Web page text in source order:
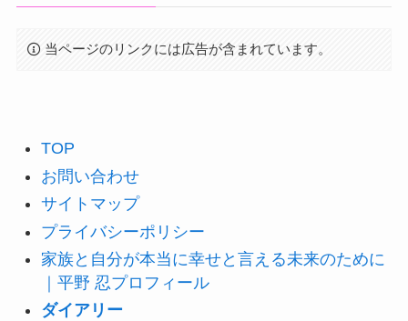
当ページのリンクには広告が含まれています。
TOP
お問い合わせ
サイトマップ
プライバシーポリシー
家族と自分が本当に幸せと言える未来のために
｜平野 忍プロフィール
ダイアリー